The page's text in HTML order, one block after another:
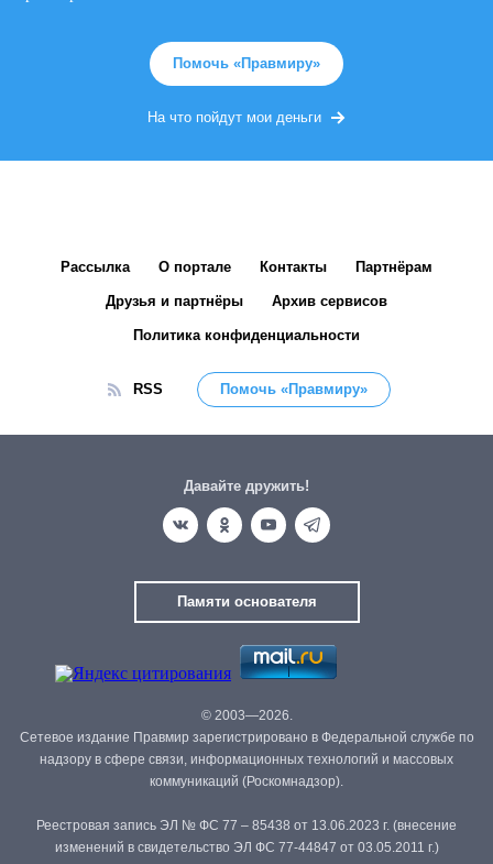
Помочь «Правмиру»
На что пойдут мои деньги
Рассылка О портале Контакты Партнёрам
Друзья и партнёры Архив сервисов
Политика конфиденциальности
RSS Помочь «Правмиру»
Давайте дружить!
Памяти основателя
© 2003—2026.
Сетевое издание Правмир зарегистрировано в Федеральной службе по
надзору в сфере связи, информационных технологий и массовых
коммуникаций (Роскомнадзор).
Реестровая запись ЭЛ № ФС 77 – 85438 от 13.06.2023 г. (внесение
изменений в свидетельство ЭЛ ФС 77-44847 от 03.05.2011 г.)